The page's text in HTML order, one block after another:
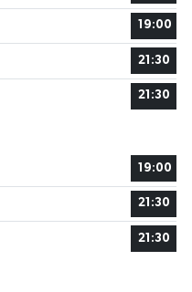
19:00
21:30
21:30
19:00
21:30
21:30